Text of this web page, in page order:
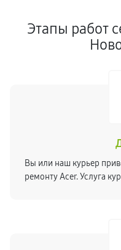
Этапы работ
Вы или наш курьер
ремонту Acer. Услуга